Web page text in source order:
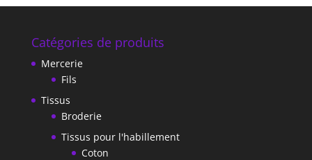
Catégories de produits
Mercerie
Fils
Tissus
Broderie
Tissus pour l'habillement
Coton